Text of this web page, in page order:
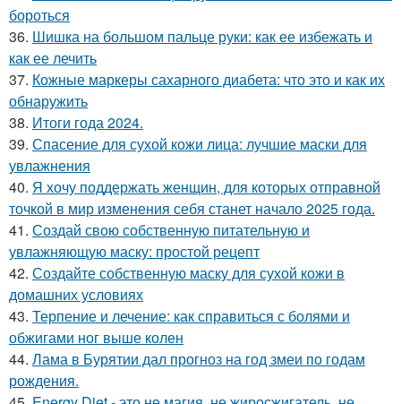
бороться
36. Шишка на большом пальце руки: как ее избежать и
как ее лечить
37. Кожные маркеры сахарного диабета: что это и как их
обнаружить
38. Итоги года 2024.
39. Спасение для сухой кожи лица: лучшие маски для
увлажнения
40. Я хочу поддержать женщин, для которых отправной
точкой в мир изменения себя станет начало 2025 года.
41. Создай свою собственную питательную и
увлажняющую маску: простой рецепт
42. Создайте собственную маску для сухой кожи в
домашних условиях
43. Терпение и лечение: как справиться с болями и
обжигами ног выше колен
44. Лама в Бурятии дал прогноз на год змеи по годам
рождения.